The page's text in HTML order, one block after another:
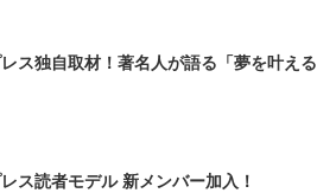
ス独自取材！著名人が語る「夢を叶える
ス読者モデル 新メンバー加入！